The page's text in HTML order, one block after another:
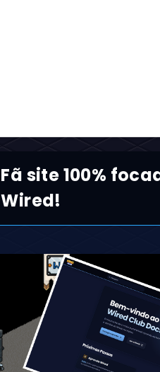
Fã site 100%
Wired!